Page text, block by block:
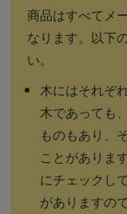
商品はすべてメ
なります。以下
い。
木にはそれぞ
木であっても
ものもあり、
ことがありま
にチェックし
がありますの